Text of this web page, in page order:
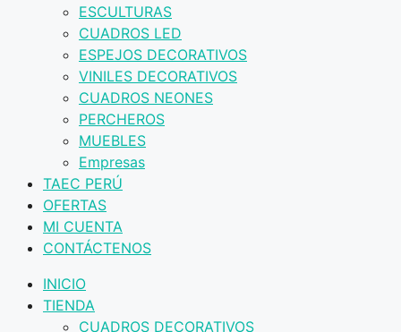
ESCULTURAS
CUADROS LED
ESPEJOS DECORATIVOS
VINILES DECORATIVOS
CUADROS NEONES
PERCHEROS
MUEBLES
Empresas
TAEC PERÚ
OFERTAS
MI CUENTA
CONTÁCTENOS
INICIO
TIENDA
CUADROS DECORATIVOS